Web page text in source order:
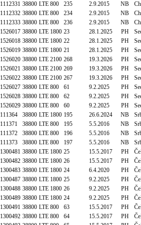
1112331 38800 LTE 800 235 2.9.2015 NB
1112332 38800 LTE 800 234 2.9.2015 NB
1112333 38800 LTE 800 236 2.9.2015 NB
1526017 38800 LTE 1800 23 28.1.2025 PH
1526018 38800 LTE 1800 22 28.1.2025 PH
1526019 38800 LTE 1800 21 28.1.2025 PH
1526020 38800 LTE 2100 268 19.3.2026 PH
1526021 38800 LTE 2100 269 19.3.2026 PH
1526022 38800 LTE 2100 267 19.3.2026 PH
1526027 38800 LTE 800 61 9.2.2025 PH
1526028 38800 LTE 800 62 9.2.2025 PH
1526029 38800 LTE 800 60 9.2.2025 PH
111364 38800 LTE 1800 195 26.6.2024 NB
111371 38800 LTE 800 195 5.5.2016 NB
111372 38800 LTE 800 196 5.5.2016 NB
111373 38800 LTE 800 197 5.5.2016 NB
1300481 38800 LTE 1800 25 15.5.2017 PH
1300482 38800 LTE 1800 26 15.5.2017 PH
1300483 38800 LTE 1800 24 6.4.2020 PH
1300487 38800 LTE 1800 25 9.2.2025 PH
1300488 38800 LTE 1800 26 9.2.2025 PH
1300489 38800 LTE 1800 24 9.2.2025 PH
1300491 38800 LTE 800 63 15.5.2017 PH
1300492 38800 LTE 800 64 15.5.2017 PH